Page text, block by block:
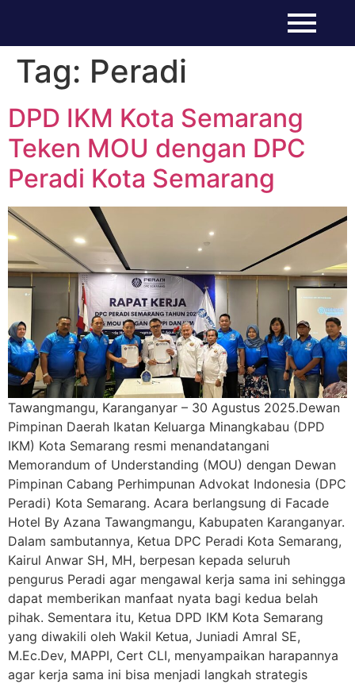
Tag: Peradi
DPD IKM Kota Semarang
Teken MOU dengan DPC
Peradi Kota Semarang
Tawangmangu, Karanganyar – 30 Agustus 2025.Dewan
Pimpinan Daerah Ikatan Keluarga Minangkabau (DPD
IKM) Kota Semarang resmi menandatangani
Memorandum of Understanding (MOU) dengan Dewan
Pimpinan Cabang Perhimpunan Advokat Indonesia (DPC
Peradi) Kota Semarang. Acara berlangsung di Facade
Hotel By Azana Tawangmangu, Kabupaten Karanganyar.
Dalam sambutannya, Ketua DPC Peradi Kota Semarang,
Kairul Anwar SH, MH, berpesan kepada seluruh
pengurus Peradi agar mengawal kerja sama ini sehingga
dapat memberikan manfaat nyata bagi kedua belah
pihak. Sementara itu, Ketua DPD IKM Kota Semarang
yang diwakili oleh Wakil Ketua, Juniadi Amral SE,
M.Ec.Dev, MAPPI, Cert CLI, menyampaikan harapannya
agar kerja sama ini bisa menjadi langkah strategis